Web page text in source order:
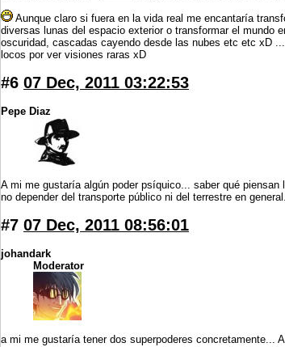
Aunque claro si fuera en la vida real me encantaría
diversas lunas del espacio exterior o transformar el mundo
oscuridad, cascadas cayendo desde las nubes etc etc xD
locos por ver visiones raras xD
#6 07 Dec, 2011 03:22:53
Pepe Diaz
A mi me gustaría algún poder psíquico... saber qué
no depender del transporte público ni del terrestre en
#7 07 Dec, 2011 08:56:01
johandark
Moderator
a mi me gustaría tener dos superpoderes concretamente...